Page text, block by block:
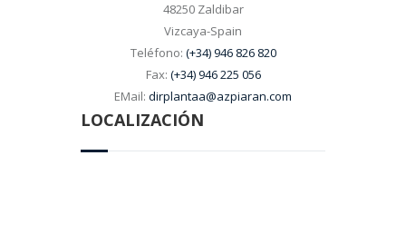
48250 Zaldibar
Vizcaya-Spain
Teléfono: (+34) 946 826 820
Fax: (+34) 946 225 056
EMail: dirplantaa@azpiaran.com
LOCALIZACIÓN